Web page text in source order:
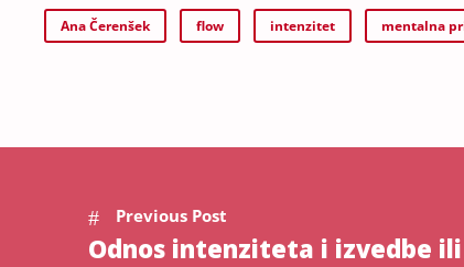
Ana Čerenšek flow intenzitet mentalna
Previous Post
Odnos intenziteta i izvedbe